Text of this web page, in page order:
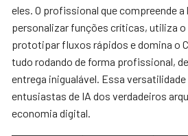
eles. O profissional que compreende
personalizar funções críticas, utiliza o
prototipar fluxos rápidos e domina o
tudo rodando de forma profissional,
entrega inigualável. Essa versatilidade
entusiastas de IA dos verdadeiros
economia digital.